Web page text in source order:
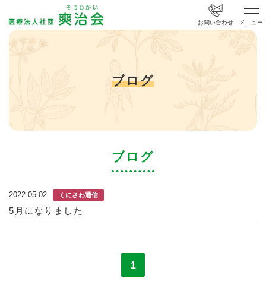
メニュー
お問い合わせ
ブログ
ブログ
2022.05.02 くにさわ通信
5月になりました
1